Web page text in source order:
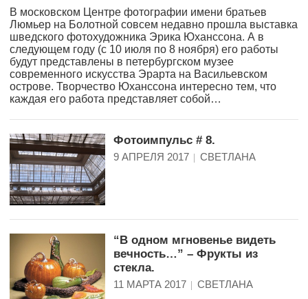
В московском Центре фотографии имени братьев
Люмьер на Болотной совсем недавно прошла выставка
шведского фотохудожника Эрика Юханссона. А в
следующем году (с 10 июля по 8 ноября) его работы
будут представлены в петербургском музее
современного искусства Эрарта на Васильевском
острове. Творчество Юханссона интересно тем, что
каждая его работа представляет собой…
Фотоимпульс # 8.
9 АПРЕЛЯ 2017 СВЕТЛАНА
“В одном мгновенье видеть
вечность…” – Фрукты из
стекла.
11 МАРТА 2017 СВЕТЛАНА